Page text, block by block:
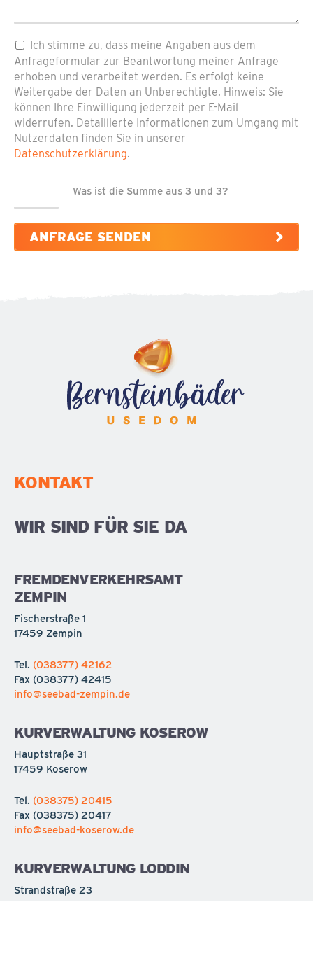
Pflichtfeld
Datenschutz*
Ich stimme zu, dass meine Angaben aus dem
Anfrageformular zur Beantwortung meiner Anfrage
erhoben und verarbeitet werden. Es erfolgt keine
Weitergabe der Daten an Unberechtigte. Hinweis: Sie
können Ihre Einwilligung jederzeit per E-Mail
widerrufen. Detaillierte Informationen zum Umgang mit
Nutzerdaten finden Sie in unserer
Datenschutzerklärung.
Was ist die Summe aus 3 und 3?
ANFRAGE SENDEN
KONTAKT
WIR SIND FÜR SIE DA
FREMDENVERKEHRSAMT
ZEMPIN
Fischerstraße 1
17459 Zempin
Tel. (038377) 42162
Fax (038377) 42415
info@seebad-zempin.de
KURVERWALTUNG KOSEROW
Hauptstraße 31
17459 Koserow
Tel. (038375) 20415
Fax (038375) 20417
info@seebad-koserow.de
KURVERWALTUNG LODDIN
Strandstraße 23
17459 Loddin